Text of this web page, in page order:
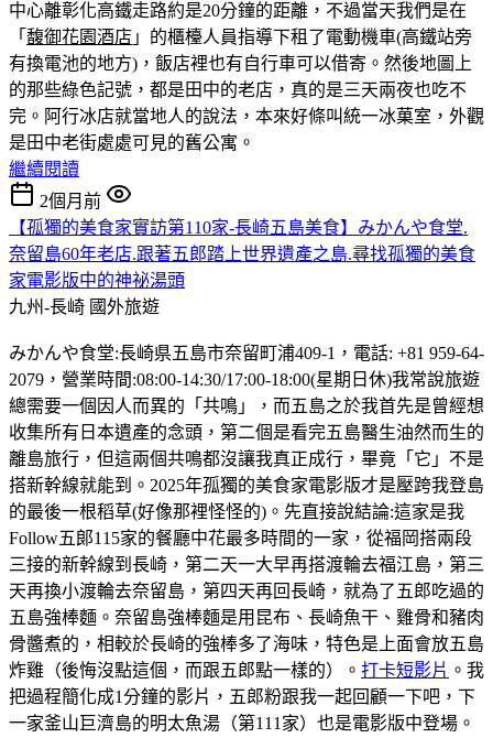
中心離彰化高鐵走路約是20分鐘的距離，不過當天我們是在
「 馥御花園酒店 」的櫃檯人員指導下租了電動機車(高鐵站旁
有換電池的地方)，飯店裡也有自行車可以借寄。然後地圖上
的那些綠色記號，都是田中的老店，真的是三天兩夜也吃不
完。 阿行冰店就當地人的說法，本來好條叫統一冰菓室，外觀
是田中老街處處可見的舊公寓。
繼續閱讀
2個月前
【孤獨的美食家實訪第110家-長崎五島美食】みかんや食堂.
奈留島60年老店.跟著五郎踏上世界遺產之島.尋找孤獨的美食
家電影版中的神祕湯頭
九州-長崎 國外旅遊
みかんや食堂:長崎県五島市奈留町浦409-1，電話: +81 959-64-
2079，營業時間:08:00-14:30/17:00-18:00(星期日休)我常說旅遊
總需要一個因人而異的「共鳴」，而五島之於我首先是曾經想
收集所有日本遺產的念頭，第二個是看完五島醫生油然而生的
離島旅行，但這兩個共鳴都沒讓我真正成行，畢竟「它」不是
搭新幹線就能到。2025年孤獨的美食家電影版才是壓跨我登島
的最後一根稻草(好像那裡怪怪的)。先直接說結論:這家是我
Follow五郞115家的餐廳中花最多時間的一家，從福岡搭兩段
三接的新幹線到長崎，第二天一大早再搭渡輪去福江島，第三
天再換小渡輪去奈留島，第四天再回長崎，就為了五郎吃過的
五島強棒麵。奈留島強棒麵是用昆布、長崎魚干、雞骨和豬肉
骨醬煮的，相較於長崎的強棒多了海味，特色是上面會放五島
炸雞（後悔沒點這個，而跟五郎點一樣的）。 打卡短影片 。我
把過程簡化成1分鐘的影片，五郎粉跟我一起回顧一下吧，下
一家釜山巨濟島的明太魚湯（第111家）也是電影版中登場。